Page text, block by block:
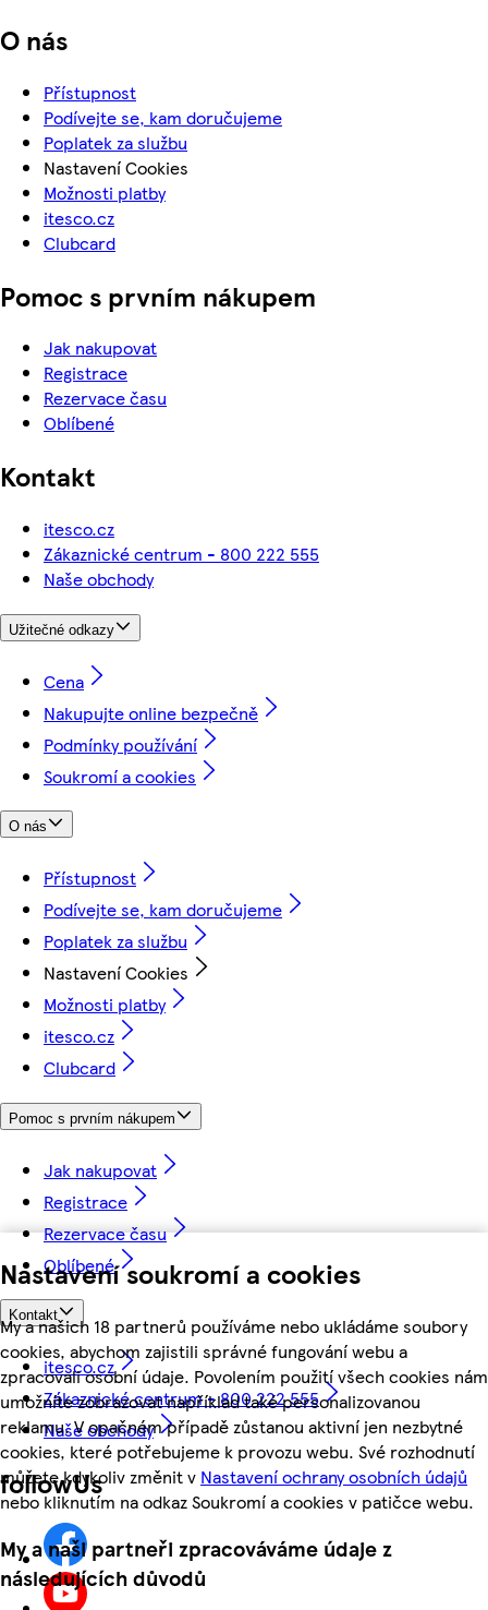
Nastavení soukromí a cookies
My a našich 18 partnerů používáme nebo ukládáme soubory
cookies, abychom zajistili správné fungování webu a
zpracovali osobní údaje. Povolením použití všech cookies nám
umožníte zobrazovat například také personalizovanou
reklamu. V opačném případě zůstanou aktivní jen nezbytné
cookies, které potřebujeme k provozu webu. Své rozhodnutí
můžete kdykoliv změnit v Nastavení ochrany osobních údajů
nebo kliknutím na odkaz Soukromí a cookies v patičce webu.
My a naši partneři zpracováváme údaje z
následujících důvodů
O nás
Přístupnost
Podívejte se, kam doručujeme
Poplatek za službu
Nastavení Cookies
Možnosti platby
itesco.cz
Clubcard
Pomoc s prvním nákupem
Jak nakupovat
Registrace
Rezervace času
Oblíbené
Kontakt
itesco.cz
Zákaznické centrum - 800 222 555
Naše obchody
Užitečné odkazy
Cena
Nakupujte online bezpečně
Podmínky používání
Soukromí a cookies
O nás
Přístupnost
Podívejte se, kam doručujeme
Poplatek za službu
Nastavení Cookies
Možnosti platby
itesco.cz
Clubcard
Pomoc s prvním nákupem
Jak nakupovat
Registrace
Rezervace času
Oblíbené
Kontakt
itesco.cz
Zákaznické centrum - 800 222 555
Naše obchody
followUs